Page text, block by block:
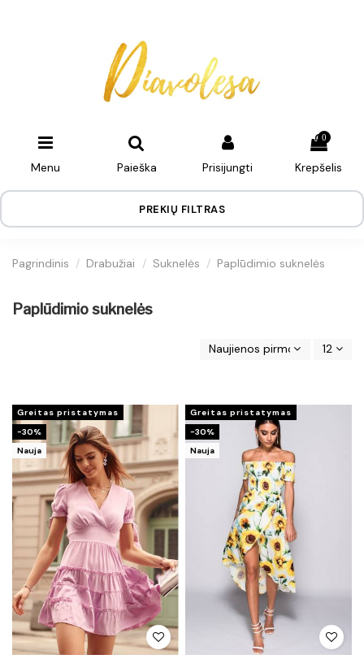
Menu Paieška Prisijungti
0
Krepšelis
PREKIŲ FILTRAS
Pagrindinis Drabužiai Suknelės Paplūdimio suknelės
Paplūdimio suknelės
Naujienos pirmos 12
Greitas pristatymas
−30%
Nauja
Greitas pristatymas
−30%
Nauja